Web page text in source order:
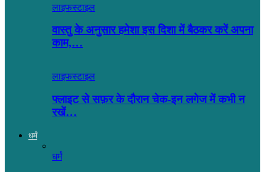
लाइफस्टाइल
वास्तु के अनुसार हमेशा इस दिशा में बैठकर करें अपना
काम,…
लाइफस्टाइल
फ्लाइट से सफ़र के दौरान चेक-इन लगेज में कभी न
रखें…
धर्मं
धर्मं